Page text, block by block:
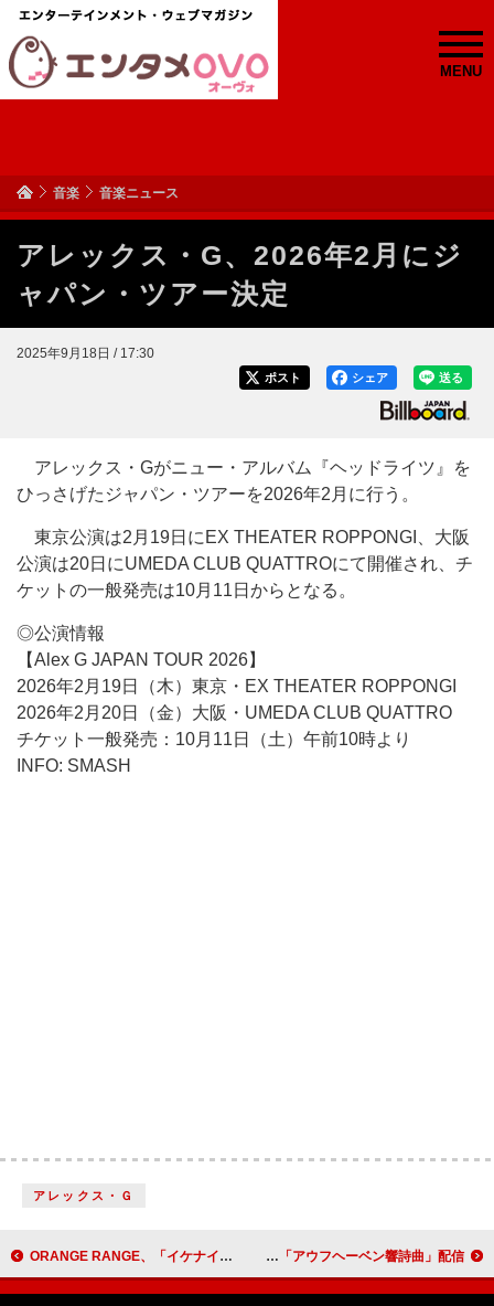
MENU
音楽 音楽ニュース
アレックス・G、2026年2月にジ
ャパン・ツアー決定
2025年9月18日 / 17:30
送る
シェア
ポスト
アレックス・Gがニュー・アルバム『ヘッドライツ』を
ひっさげたジャパン・ツアーを2026年2月に行う。
東京公演は2月19日にEX THEATER ROPPONGI、大阪
公演は20日にUMEDA CLUB QUATTROにて開催され、チ
ケットの一般発売は10月11日からとなる。
◎公演情報
【Alex G JAPAN TOUR 2026】
2026年2月19日（木）東京・EX THEATER ROPPONGI
2026年2月20日（金）大阪・UMEDA CLUB QUATTRO
チケット一般発売：10月11日（土）午前10時より
INFO: SMASH
アレックス・Ｇ
ORANGE RANGE、「イケナイ太陽」＆「花」の『THE FIRST TAKE』バージョン配信決定 mzsrz、2ndAL『nocturne』より「アウフヘーベン響詩曲」配信